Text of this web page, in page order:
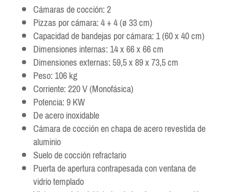
Cámaras de cocción: 2
Pizzas por cámara: 4 + 4 (ø 33 cm)
Capacidad de bandejas por cámara: 1 (60 x 40 cm)
Dimensiones internas: 14 x 66 x 66 cm
Dimensiones externas: 59,5 x 89 x 73,5 cm
Peso: 106 kg
Corriente: 220 V (Monofásica)
Potencia: 9 KW
De acero inoxidable
Cámara de cocción en chapa de acero revestida de
aluminio
Suelo de cocción refractario
Puerta de apertura contrapesada con ventana de
vidrio templado